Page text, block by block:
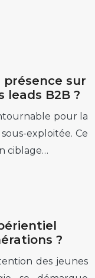
sur
leads B2B ?
pour la
exploitée. Ce
ciblage…
?
des jeunes